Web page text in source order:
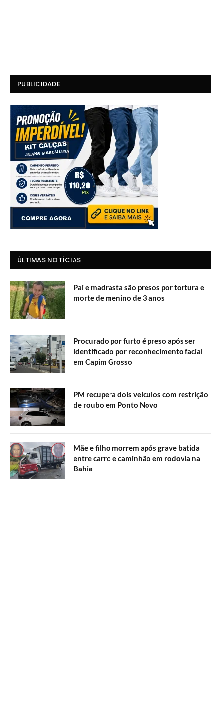
PUBLICIDADE
ÚLTIMAS NOTÍCIAS
Pai e madrasta são presos por tortura e
morte de menino de 3 anos
Procurado por furto é preso após ser
identificado por reconhecimento facial
em Capim Grosso
PM recupera dois veículos com restrição
de roubo em Ponto Novo
Mãe e filho morrem após grave batida
entre carro e caminhão em rodovia na
Bahia